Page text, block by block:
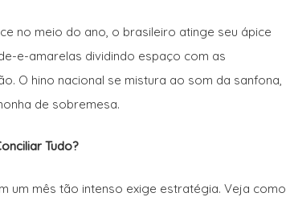
no meio do ano, o brasileiro atinge seu ápice
e-amarelas dividindo espaço com as
O hino nacional se mistura ao som da sanfona,
de sobremesa.
Tudo?
um mês tão intenso exige estratégia. Veja como